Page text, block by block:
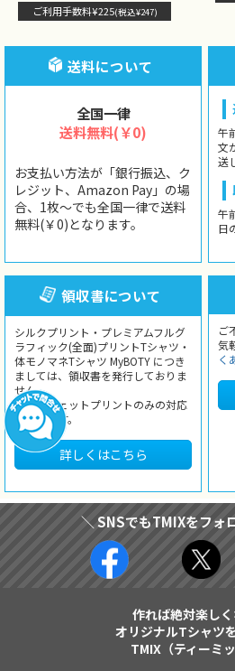
ご利用手数料¥225(税込¥247)
送料について
全国一律
送料無料(￥0)
お支払い方法が「銀行振込、ク
レジット、Amazon Pay」の場
合、1枚〜でも全国一律で送料
無料(￥0)となります。
午
文
送
午
日
領収書について
シルクプリント・プレミアムフルグ
ラフィック(全面)プリントTシャツ・
体モノマネTシャツ MyBOTY につき
ましては、領収書を発行しておりま
せん。
インクジェットプリントのみの対応
となります。
詳しくはこちら
ご
気
く
＼ SNSでもTMIXをフォ
作れば絶対楽しく
オリジナルTシャツ
TMIX（ティーミッ